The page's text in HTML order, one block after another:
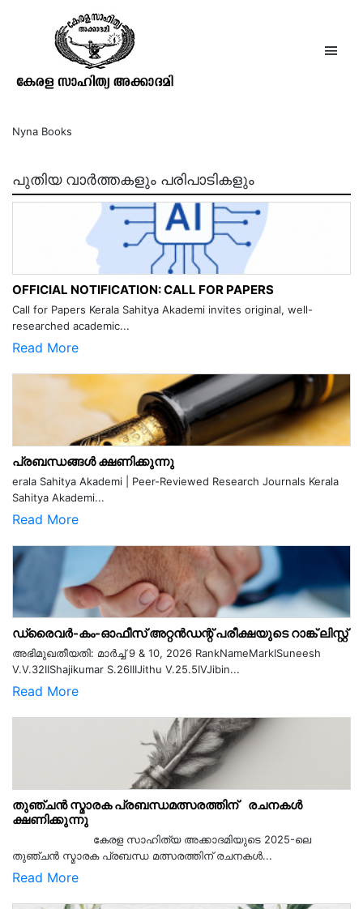
പെറ്റൂണിയപ്പൂക്കളുടെ ഘാതകന്‍
Nyna Books
പുതിയ വാർത്തകളും പരിപാടികളും
OFFICIAL NOTIFICATION: CALL FOR PAPERS
Call for Papers Kerala Sahitya Akademi invites original, well-
researched academic...
Read More
പ്രബന്ധങ്ങൾ ക്ഷണിക്കുന്നു
erala Sahitya Akademi | Peer-Reviewed Research Journals Kerala
Sahitya Akademi...
Read More
ഡ്രൈവർ-കം-ഓഫീസ് അറ്റൻഡന്റ് പരീക്ഷയുടെ റാങ്ക് ലിസ്റ്റ്
അഭിമുഖതീയതി: മാർച്ച് 9 & 10, 2026 RankNameMarkISuneesh
V.V.32IIShajikumar S.26IIIJithu V.25.5IVJibin...
Read More
തുഞ്ചൻ സ്മാരക പ്രബന്ധമത്സരത്തിന് രചനകൾ
ക്ഷണിക്കുന്നു
കേരള സാഹിത്യ അക്കാദമിയുടെ 2025-ലെ
തുഞ്ചൻ സ്മാരക പ്രബന്ധ മത്സരത്തിന് രചനകൾ...
Read More